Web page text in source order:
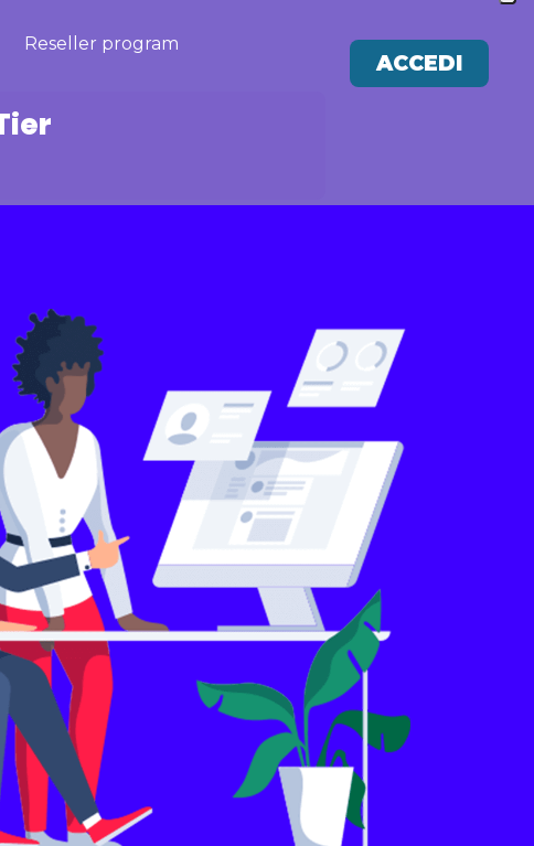
Reseller program
ACCEDI